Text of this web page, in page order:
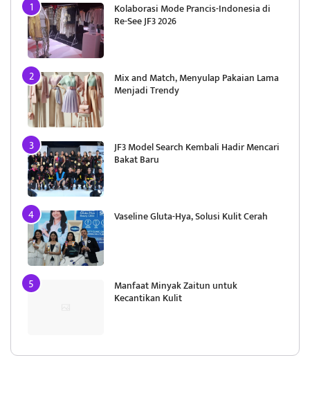
Kolaborasi Mode Prancis-Indonesia di
Re-See JF3 2026
Mix and Match, Menyulap Pakaian Lama
Menjadi Trendy
JF3 Model Search Kembali Hadir Mencari
Bakat Baru
Vaseline Gluta-Hya, Solusi Kulit Cerah
Manfaat Minyak Zaitun untuk
Kecantikan Kulit